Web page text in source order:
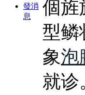
發消
息
個旌
型鳞
象泡
就诊